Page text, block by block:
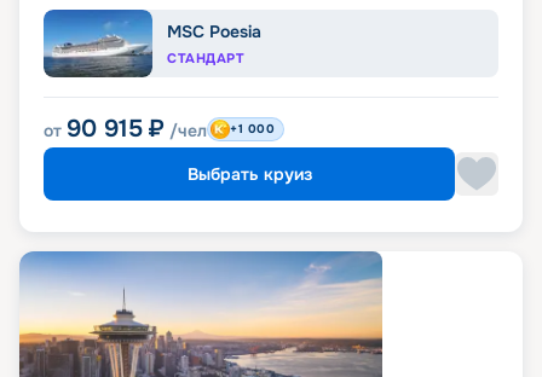
MSC Poesia
СТАНДАРТ
от 90 915 ₽ /чел +1 000
Выбрать круиз